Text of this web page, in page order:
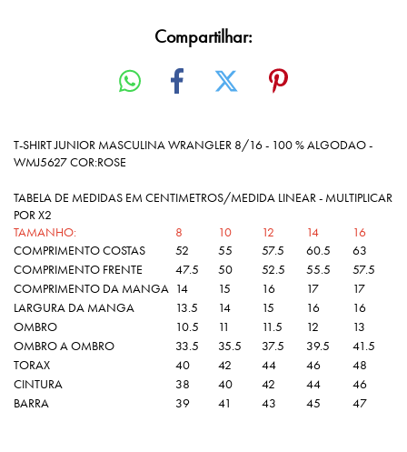
Compartilhar:
T-SHIRT JUNIOR MASCULINA WRANGLER 8/16 - 100 % ALGODAO -
WMJ5627 COR:ROSE
TABELA DE MEDIDAS EM CENTIMETROS/MEDIDA LINEAR - MULTIPLICAR
POR X2
TAMANHO:
8 10 12 14
16
COMPRIMENTO COSTAS
52 55 57.5 60.5
63
COMPRIMENTO FRENTE
47.5 50 52.5 55.5
57.5
COMPRIMENTO DA MANGA 14 15 16 17
17
LARGURA DA MANGA
13.5 14 15 16
16
OMBRO
10.5 11 11.5 12
13
OMBRO A OMBRO
33.5 35.5 37.5 39.5
41.5
TORAX
40 42 44 46
48
CINTURA
38 40 42 44
46
BARRA
39 41 43 45 47